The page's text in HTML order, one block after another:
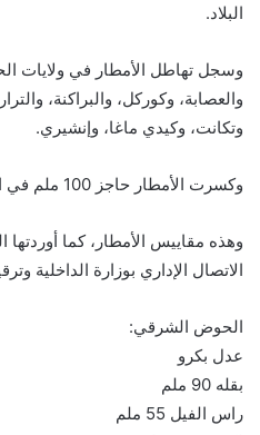
البلاد.
وسجل تهاطل الأمطار في ولايات
والعصابة، وكوركل، والبراكنة،
وتكانت، وكيدي ماغا، وإنشيري.
وكسرت الأمطار حاجز 100 ملم في العديد من المناطق.
وهذه مقاييس الأمطار، كما أوردتها
الاتصال الإداري بوزارة الداخلية
الحوض الشرقي:
عدل بكرو
بقله 90 ملم
راس الفيل 55 ملم